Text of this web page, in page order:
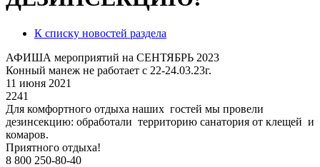
К списку новостей раздела
АФИША мероприятий на СЕНТЯБРЬ 2023
Конный манеж не работает с 22-24.03.23г.
11 июня 2021
2241
Для комфортного отдыха наших гостей мы провели
дезинсекцию: обработали территорию санатория от клещей и
комаров.
Приятного отдыха!
8 800 250-80-40